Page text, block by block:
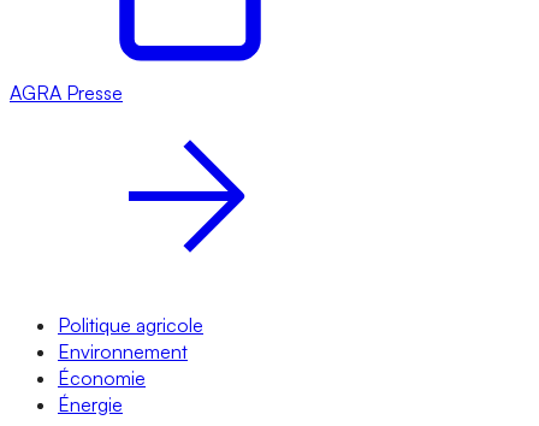
AGRA Presse
Politique agricole
Environnement
Économie
Énergie